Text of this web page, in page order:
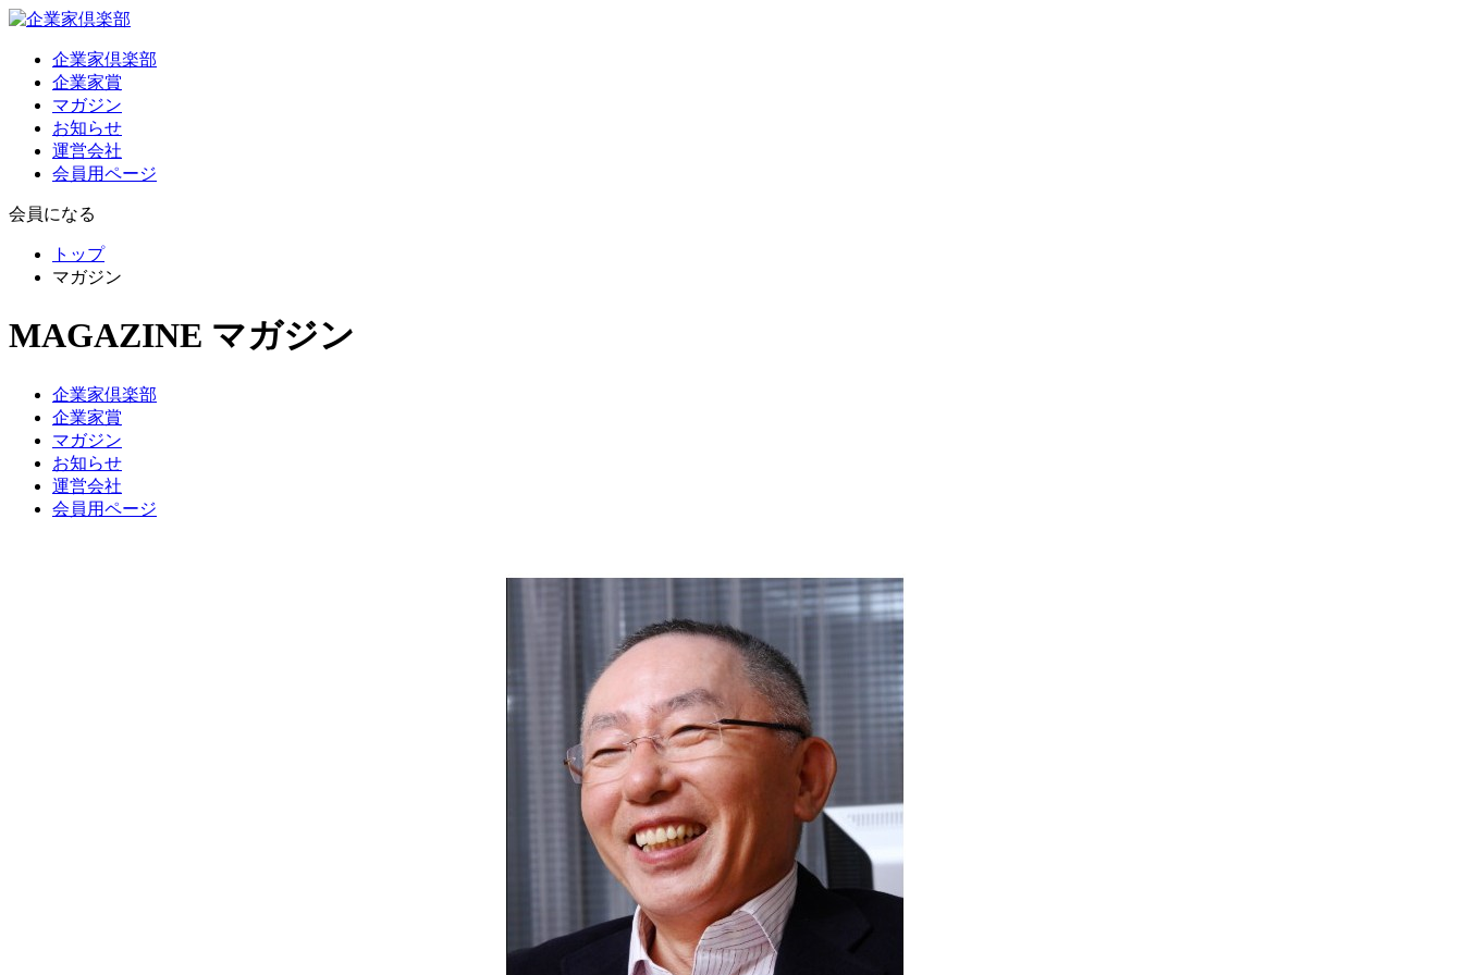
企業家倶楽部
企業家賞
マガジン
お知らせ
運営会社
会員用ページ
会員になる
トップ
マガジン
MAGAZINE マガジン
企業家倶楽部
企業家賞
マガジン
お知らせ
運営会社
会員用ページ